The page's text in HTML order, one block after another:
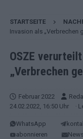
STARTSEITE
Invasion als „Verbrechen
OSZE
„Verbrechen
Februar 2022
24.02.2022, 16:50 Uhr
·
WhatsApp
abonnieren